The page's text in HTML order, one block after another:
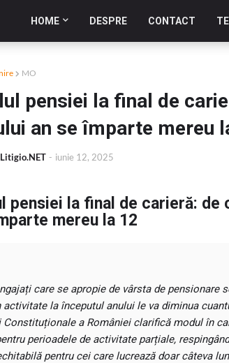
HOME DESPRE CONTACT
MO
pensiei la final de
an se împarte mereu
- iunie 12, 2025
pensiei la final de carieră: de
mereu la 12
care se apropie de vârsta de pensionare
activitate la începutul anului le va diminua
Constituționale a României clarifică modul în
perioadele de activitate parțiale,
pentru cei care lucrează doar câteva